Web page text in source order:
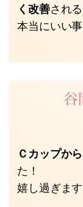
く改善され
本当にいい事
谷
Ｃカップか
た！
嬉し過ぎます